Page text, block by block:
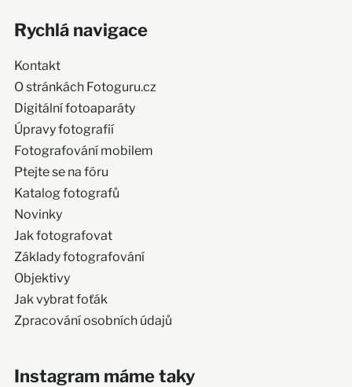
Rychlá navigace
Kontakt
O stránkách Fotoguru.cz
Digitální fotoaparáty
Úpravy fotografií
Fotografování mobilem
Ptejte se na fóru
Katalog fotografů
Novinky
Jak fotografovat
Základy fotografování
Objektivy
Jak vybrat foťák
Zpracování osobních údajů
Instagram máme taky